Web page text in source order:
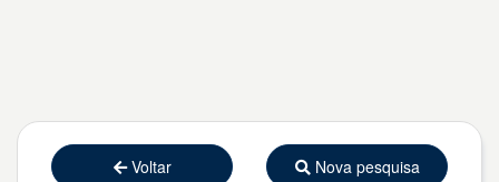
Voltar Nova pesquisa